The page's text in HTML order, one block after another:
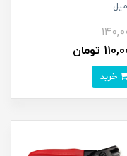
تومان